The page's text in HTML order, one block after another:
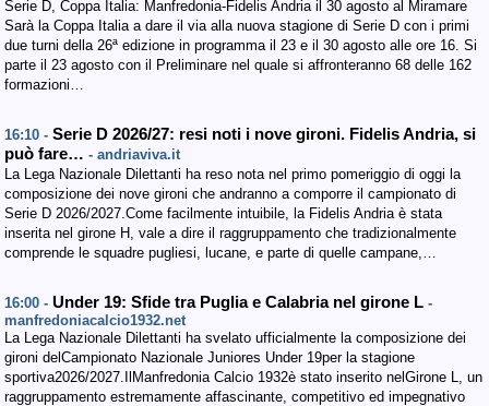
Serie D, Coppa Italia: Manfredonia-Fidelis Andria il 30 agosto al Miramare
Sarà la Coppa Italia a dare il via alla nuova stagione di Serie D con i primi
due turni della 26ª edizione in programma il 23 e il 30 agosto alle ore 16. Si
parte il 23 agosto con il Preliminare nel quale si affronteranno 68 delle 162
formazioni…
16:10 - Serie D 2026/27: resi noti i nove gironi. Fidelis Andria, si
può fare… - andriaviva.it
La Lega Nazionale Dilettanti ha reso nota nel primo pomeriggio di oggi la
composizione dei nove gironi che andranno a comporre il campionato di
Serie D 2026/2027.Come facilmente intuibile, la Fidelis Andria è stata
inserita nel girone H, vale a dire il raggruppamento che tradizionalmente
comprende le squadre pugliesi, lucane, e parte di quelle campane,…
16:00 - Under 19: Sfide tra Puglia e Calabria nel girone L -
manfredoniacalcio1932.net
La Lega Nazionale Dilettanti ha svelato ufficialmente la composizione dei
gironi delCampionato Nazionale Juniores Under 19per la stagione
sportiva2026/2027.IlManfredonia Calcio 1932è stato inserito nelGirone L, un
raggruppamento estremamente affascinante, competitivo ed impegnativo